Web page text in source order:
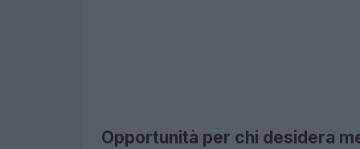
Opportunità per chi desidera